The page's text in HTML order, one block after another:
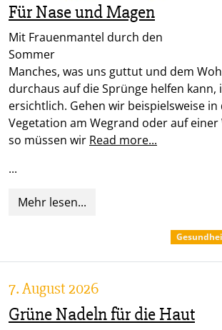
Für Nase und Magen
Mit Frauenmantel durch den
Manches, was uns guttut und dem
durchaus auf die Sprünge helfen kann,
ersichtlich. Gehen wir beispielsweise
Vegetation am Wegrand oder auf einer
so müssen wir Read more...
...
Mehr lesen...
7. August 2026
Grüne Nadeln für die Haut